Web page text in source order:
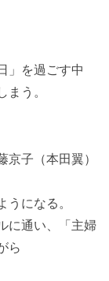
」を過ごす中
う。
子（本田翼）
になる。
に通い、「主婦
ら